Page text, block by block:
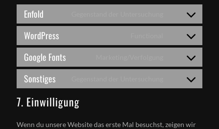
Enfold
Consent
service
WordPress
Consent
service
wordpress
Google Fonts
Consent
fonts
Sonstiges
Consent
7. Einwilligung
Wenn du unsere Website das erste Mal besuchst, zeigen wir